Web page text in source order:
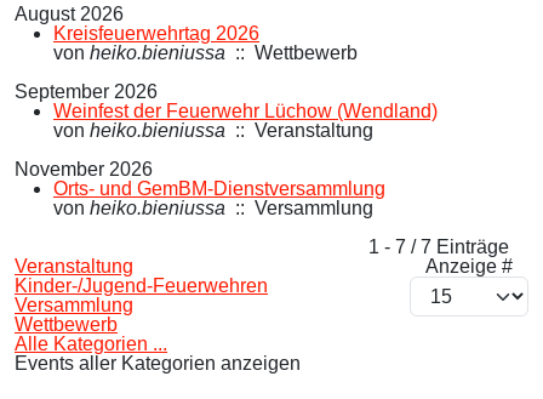
August 2026
Kreisfeuerwehrtag 2026
von heiko.bieniussa :: Wettbewerb
September 2026
Weinfest der Feuerwehr Lüchow (Wendland)
von heiko.bieniussa :: Veranstaltung
November 2026
Orts- und GemBM-Dienstversammlung
von heiko.bieniussa :: Versammlung
1 - 7 / 7 Einträge
Anzeige #
Veranstaltung
Kinder-/Jugend-Feuerwehren
Versammlung
Wettbewerb
Alle Kategorien ...
Events aller Kategorien anzeigen